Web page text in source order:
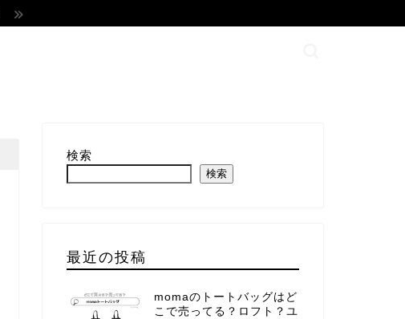
検索
検索
最近の投稿
momaのトートバッグはど
こで売ってる？ロフト？ユ